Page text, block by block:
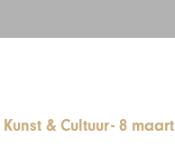
Kunst & Cultuur- 8 maart